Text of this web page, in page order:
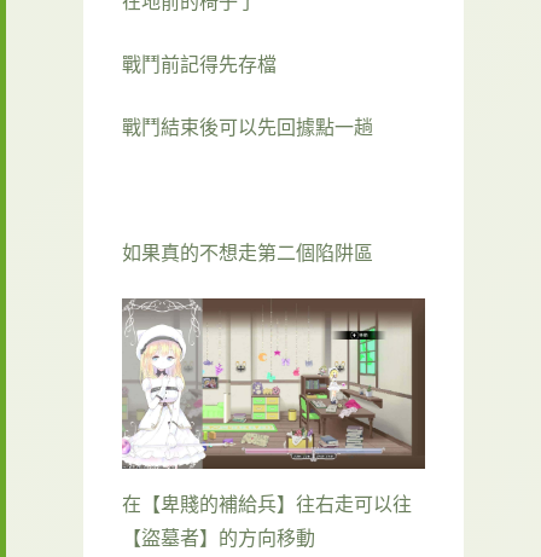
戰鬥前記得先存檔
戰鬥結束後可以先回據點一趟
如果真的不想走第二個陷阱區
在【卑賤的補給兵】往右走可以往
【盜墓者】的方向移動